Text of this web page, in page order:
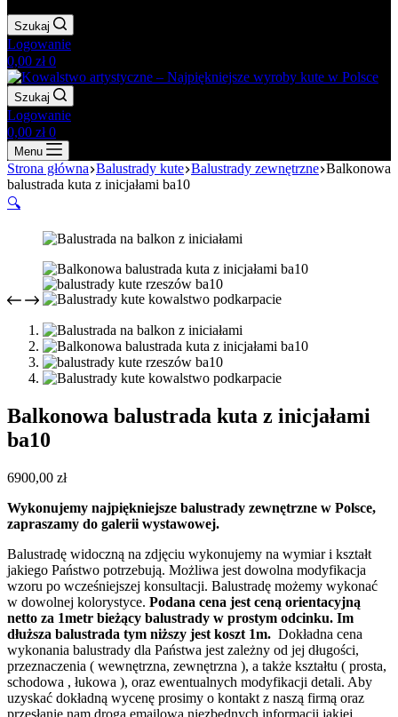
Szukaj
Logowanie
Koszyk
0,00 zł 0
Szukaj
Logowanie
Koszyk
0,00 zł 0
Menu
Strona główna Balustrady kute Balustrady zewnętrzne Balkonowa
balustrada kuta z inicjałami ba10
🔍
Balkonowa balustrada kuta z inicjałami
ba10
6900,00 zł
Wykonujemy najpiękniejsze balustrady zewnętrzne w Polsce,
zapraszamy do galerii wystawowej.
Balustradę widoczną na zdjęciu wykonujemy na wymiar i kształt
jakiego Państwo potrzebują. Możliwa jest dowolna modyfikacja
wzoru po wcześniejszej konsultacji. Balustradę możemy wykonać
w dowolnej kolorystyce. Podana cena jest ceną orientacyjną
netto za 1metr bieżący balustrady w prostym odcinku. Im
dłuższa balustrada tym niższy jest koszt 1m. Dokładna cena
wykonania balustrady dla Państwa jest zależny od jej długości,
przeznaczenia ( wewnętrzna, zewnętrzna ), a także kształtu ( prosta,
schodowa , łukowa ), oraz ewentualnych modyfikacji detali. Aby
uzyskać dokładną wycenę prosimy o kontakt z naszą firmą oraz
przesłanie nam drogą emailową niezbędnych informacji jakiej